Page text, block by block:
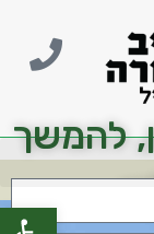
פתח
להמשך